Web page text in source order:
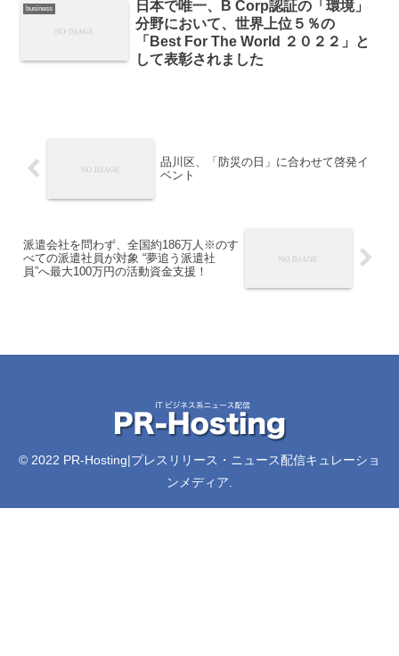
business
日本で唯一、B Corp認証の「環境」
分野において、世界上位５％の
「Best For The World ２０２２」と
して表彰されました
品川区、「防災の日」に合わせて啓発イ
ベント
派遣会社を問わず、全国約186万人※のす
べての派遣社員が対象 “夢追う派遣社
員”へ最大100万円の活動資金支援！
© 2022 PR-Hosting|プレスリリース・ニュース配信キュレーショ
ンメディア.